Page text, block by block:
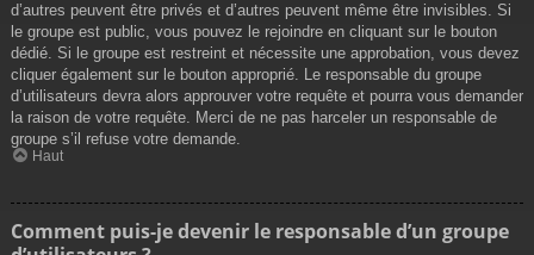
d’autres peuvent être privés et d’autres peuvent même être invisibles. Si
le groupe est public, vous pouvez le rejoindre en cliquant sur le bouton
dédié. Si le groupe est restreint et nécessite une approbation, vous devez
cliquer également sur le bouton approprié. Le responsable du groupe
d’utilisateurs devra alors approuver votre requête et pourra vous demander
la raison de votre requête. Merci de ne pas harceler un responsable de
groupe s’il refuse votre demande.
Haut
Comment puis-je devenir le responsable d’un groupe